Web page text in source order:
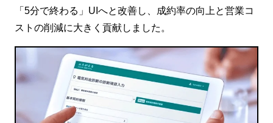
「5分で終わる」UIへと改善し、成約率の向上と営業コ
ストの削減に大きく貢献しました。